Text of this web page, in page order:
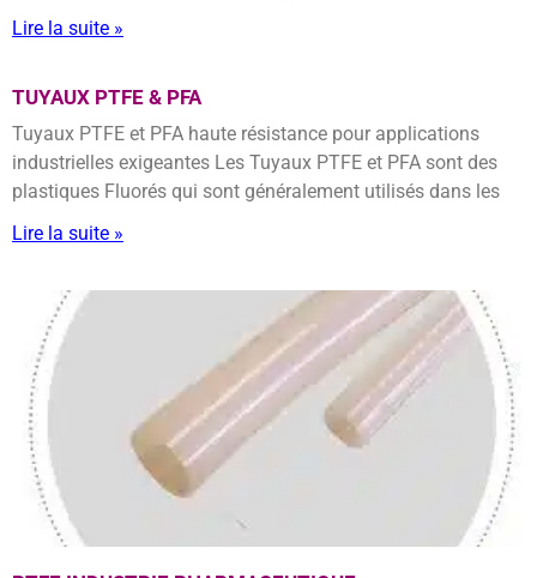
Lire la suite »
TUYAUX PTFE & PFA
Tuyaux PTFE et PFA haute résistance pour applications
industrielles exigeantes Les Tuyaux PTFE et PFA sont des
plastiques Fluorés qui sont généralement utilisés dans les
Lire la suite »